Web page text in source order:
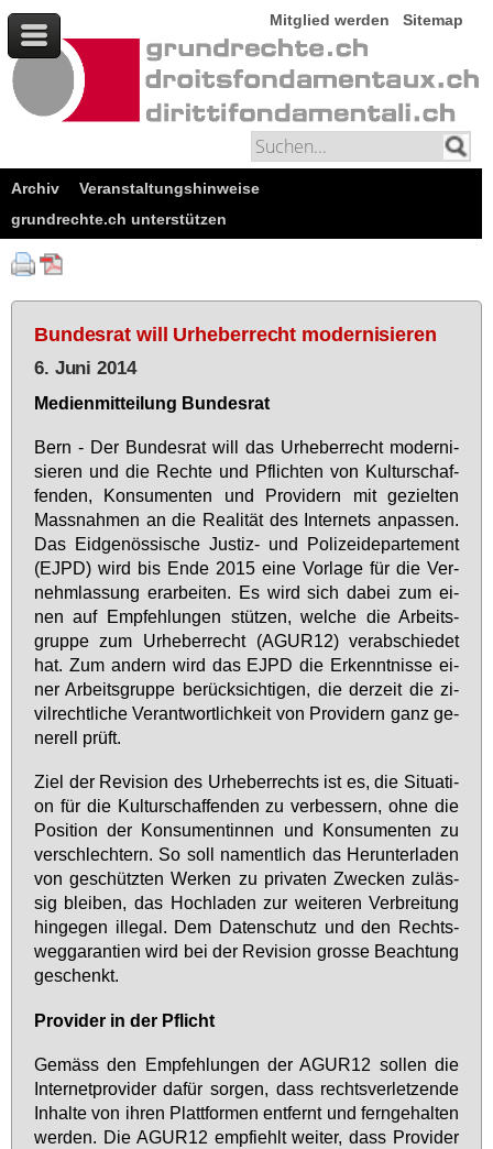
Mitglied werden Sitemap
Archiv
Veranstaltungshinweise
grundrechte.ch unterstützen
Bundesrat will Urheberrecht modernisieren
6. Juni 2014
Me­di­en­mit­tei­lung Bun­des­rat
Bern - Der Bun­des­rat will das Ur­he­ber­recht mo­der­ni­
sie­ren und die Rech­te und Pflich­ten von Kul­tur­schaf­
fen­den, Kon­su­men­ten und Pro­vi­dern mit ge­ziel­ten
Mass­nah­men an die Rea­li­tät des In­ter­nets an­pas­sen.
Das Eid­ge­nös­si­sche Jus­tiz- und Po­li­zei­de­par­te­ment
(EJPD) wird bis En­de 2015 ei­ne Vor­la­ge für die Ver­
nehm­las­sung er­ar­bei­ten. Es wird sich da­bei zum ei­
nen auf Emp­feh­lun­gen stüt­zen, wel­che die Ar­beits­
grup­pe zum Ur­he­ber­recht (AGUR12) ver­ab­schie­det
hat. Zum an­dern wird das EJPD die Er­kennt­nis­se ei­
ner Ar­beits­grup­pe be­rück­sich­ti­gen, die der­zeit die zi­
vil­recht­li­che Ver­ant­wort­lich­keit von Pro­vi­dern ganz ge­
ne­rell prüft.
Ziel der Re­vi­si­on des Ur­he­ber­rechts ist es, die Si­tua­ti­
on für die Kul­tur­schaf­fen­den zu ver­bes­sern, oh­ne die
Po­si­ti­on der Kon­su­men­tin­nen und Kon­su­men­ten zu
ver­schlech­tern. So soll na­ment­lich das Her­un­ter­la­den
von ge­schütz­ten Wer­ken zu pri­va­ten Zwe­cken zu­läs­
sig blei­ben, das Hoch­la­den zur wei­te­ren Ver­brei­tung
hin­ge­gen il­le­gal. Dem Da­ten­schutz und den Rechts­
weg­ga­ran­ti­en wird bei der Re­vi­si­on gros­se Be­ach­tung
ge­schenkt.
Pro­vi­der in der Pflicht
Ge­mäss den Emp­feh­lun­gen der AGUR12 sol­len die
In­ter­net­pro­vi­der da­für sor­gen, dass rechts­ver­let­zen­de
In­hal­te von ih­ren Platt­for­men ent­fernt und fern­ge­hal­ten
wer­den. Die AGUR12 emp­fiehlt wei­ter, dass Pro­vi­der